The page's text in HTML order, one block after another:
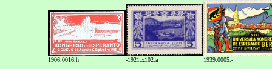
1906.0016.h -1921.x102.a 1939.0005.-